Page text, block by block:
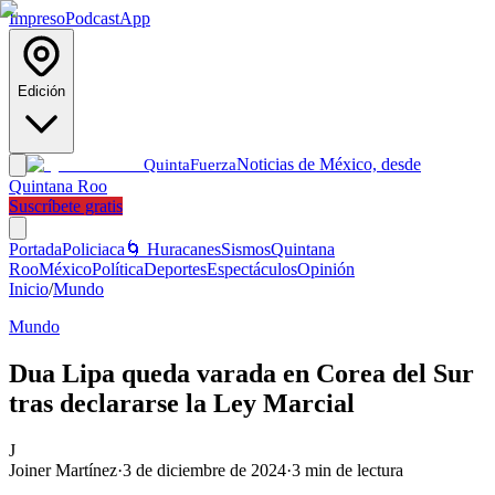
ImpresoPodcastApp
Edición
QuintaFuerzaNoticias de México, desde
Quintana Roo
Suscríbete gratis
PortadaPoliciaca 🌀 HuracanesSismosQuintana
RooMéxicoPolíticaDeportesEspectáculosOpinión
Inicio/Mundo
Mundo
Dua Lipa queda varada en Corea del Sur
tras declararse la Ley Marcial
J
Joiner Martínez·3 de diciembre de 2024·3 min de lectura